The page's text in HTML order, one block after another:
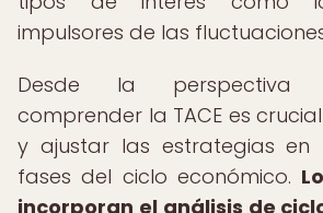
impulsores de las
Desde la perspectiva
comprender la TACE es
y ajustar las estrategias en
fases del ciclo económico.
incorporan el análisis de